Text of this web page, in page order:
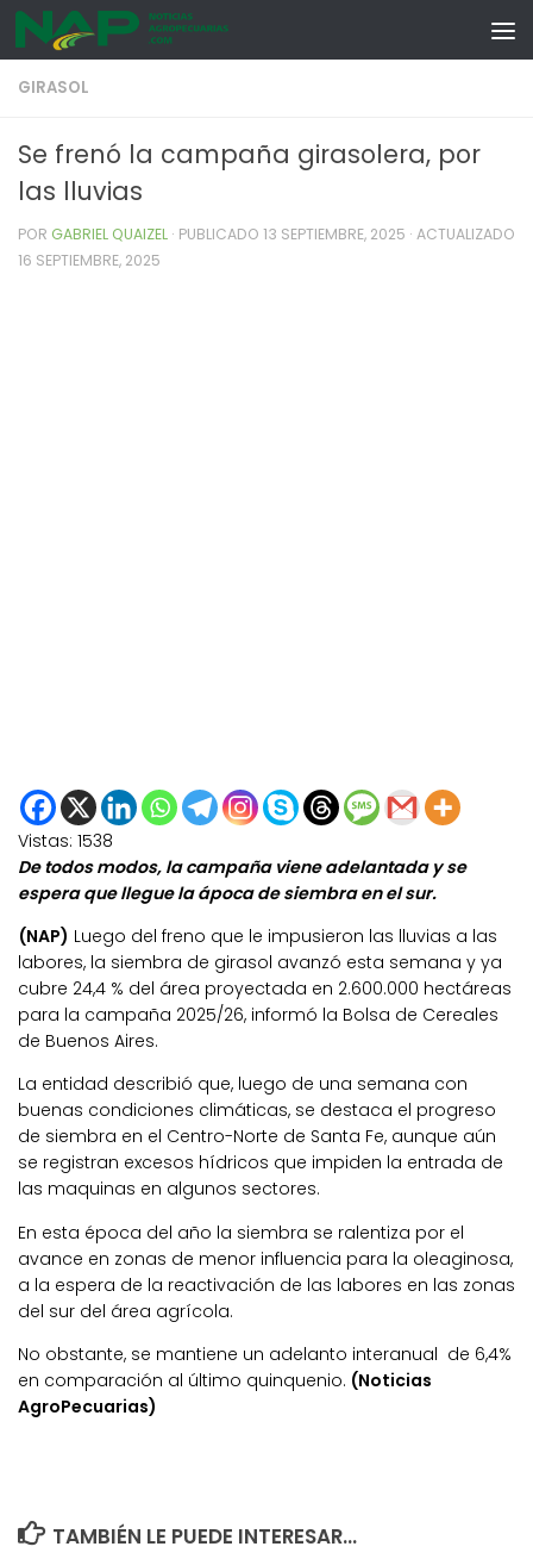
Skip to content
GIRASOL
Se frenó la campaña girasolera, por
las lluvias
POR GABRIEL QUAIZEL · PUBLICADO 13 SEPTIEMBRE, 2025 · ACTUALIZADO
16 SEPTIEMBRE, 2025
Vistas: 1538
De todos modos, la campaña viene adelantada y se
espera que llegue la ápoca de siembra en el sur.
(NAP) Luego del freno que le impusieron las lluvias a las
labores, la siembra de girasol avanzó esta semana y ya
cubre 24,4 % del área proyectada en 2.600.000 hectáreas
para la campaña 2025/26, informó la Bolsa de Cereales
de Buenos Aires.
La entidad describió que, luego de una semana con
buenas condiciones climáticas, se destaca el progreso
de siembra en el Centro-Norte de Santa Fe, aunque aún
se registran excesos hídricos que impiden la entrada de
las maquinas en algunos sectores.
En esta época del año la siembra se ralentiza por el
avance en zonas de menor influencia para la oleaginosa,
a la espera de la reactivación de las labores en las zonas
del sur del área agrícola.
No obstante, se mantiene un adelanto interanual de 6,4%
en comparación al último quinquenio. (Noticias
AgroPecuarias)
TAMBIÉN LE PUEDE INTERESAR...